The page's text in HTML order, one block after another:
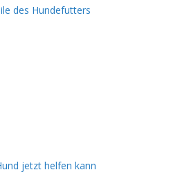
des Hundefutters
jetzt helfen kann